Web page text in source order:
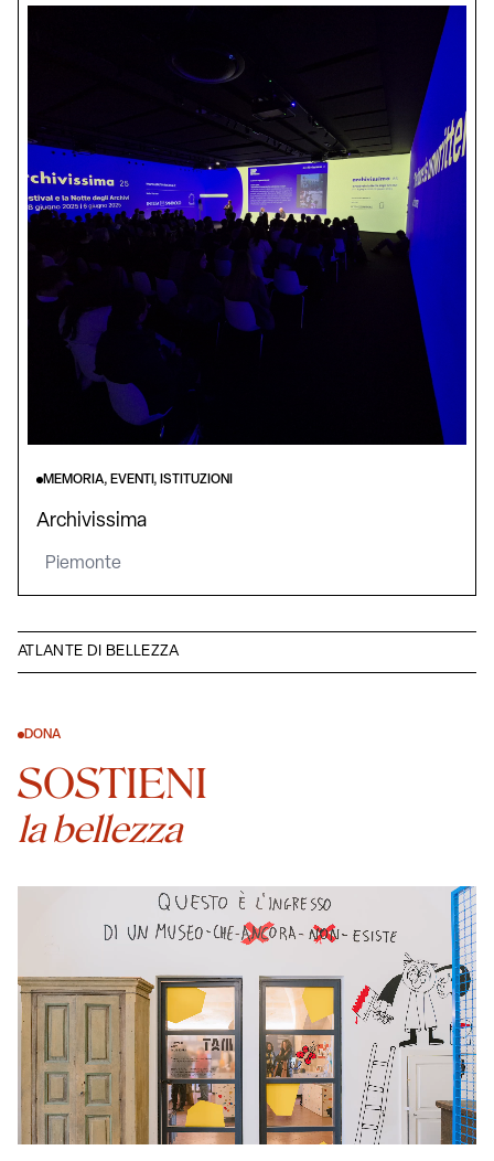
ATLANTE DI BELLEZZA
MEMORIA, EVENTI, ISTITUZIONI
Archivissima
Piemonte
DONA
SOSTIENI
la bellezza